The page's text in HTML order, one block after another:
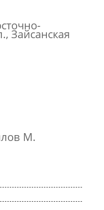
Зайсанская
М.